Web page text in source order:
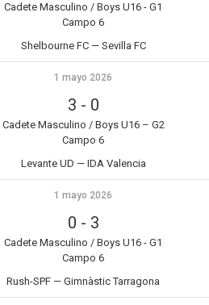
Cadete Masculino / Boys U16 - G1
Campo 6
Shelbourne FC — Sevilla FC
1 mayo 2026
3 - 0
Cadete Masculino / Boys U16 – G2
Campo 6
Levante UD — IDA Valencia
1 mayo 2026
0 - 3
Cadete Masculino / Boys U16 - G1
Campo 6
Rush-SPF — Gimnàstic Tarragona